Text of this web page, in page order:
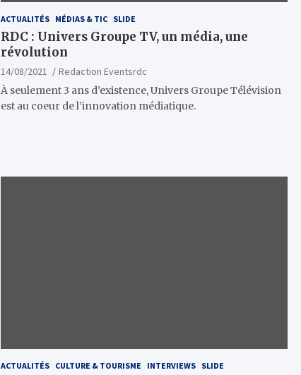
ACTUALITÉS MÉDIAS & TIC SLIDE
RDC : Univers Groupe TV, un média, une
révolution
14/08/2021
Redaction Eventsrdc
À seulement 3 ans d’existence, Univers Groupe Télévision
est au coeur de l’innovation médiatique.
ACTUALITÉS CULTURE & TOURISME INTERVIEWS SLIDE